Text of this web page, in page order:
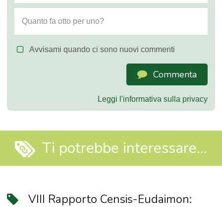
Avvisami quando ci sono nuovi commenti
Commenta
Leggi l'informativa sulla privacy
Ti potrebbe interessare...
VIII Rapporto Censis-Eudaimon: